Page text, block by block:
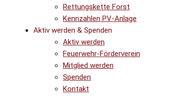
Rettungskette Forst
Kennzahlen PV-Anlage
Aktiv werden & Spenden
Aktiv werden
Feuerwehr-Förderverein
Mitglied werden
Spenden
Kontakt